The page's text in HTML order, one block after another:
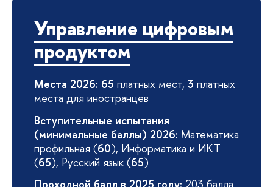
Управление цифровым
продуктом
Места 2026: 65 платных мест, 3 платных
места для иностранцев
Вступительные испытания
(минимальные баллы) 2026: Математика
профильная (60), Информатика и ИКТ
(65), Русский язык (65)